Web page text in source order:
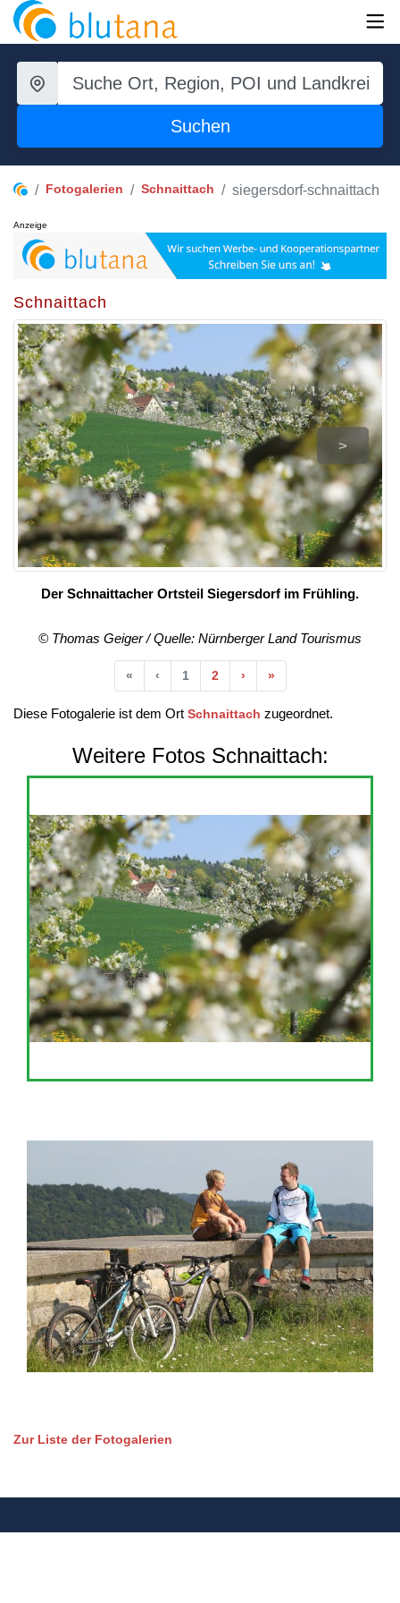
Suchen
Fotogalerien Schnaittach siegersdorf-schnaittach
Anzeige
Schnaittach
>
Der Schnaittacher Ortsteil Siegersdorf im Frühling.
© Thomas Geiger / Quelle: Nürnberger Land Tourismus
«Anfang
‹Vorherige
1 2 ›Nächste
»Ende
Diese Fotogalerie ist dem Ort Schnaittach zugeordnet.
Weitere Fotos Schnaittach:
Zur Liste der Fotogalerien